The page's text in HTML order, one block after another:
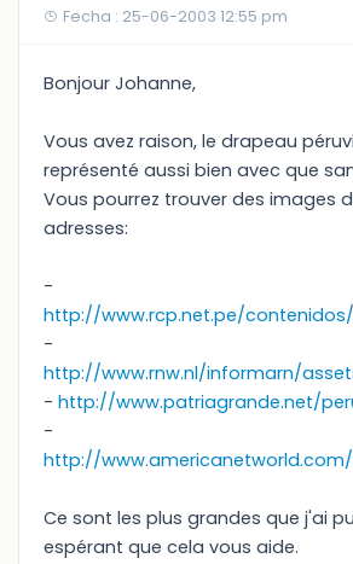
Fecha : 25-06-2003 12:55 pm
Bonjour Johanne,
Vous avez raison, le drapeau
représenté aussi bien avec que
Vous pourrez trouver des images
adresses:
-
http://www.rcp.net.pe/
-
http://www.rnw.nl/informarn/
- http://www.patriagrande.net/
-
http://www.americanetworld.com/
Ce sont les plus grandes que j'ai
espérant que cela vous aide.